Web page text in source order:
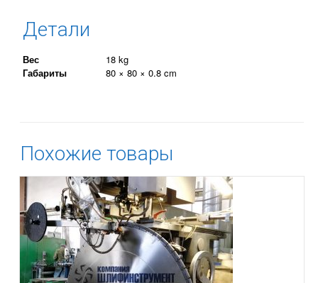
Детали
Вес
18 kg
Габариты
80 × 80 × 0.8 cm
Похожие товары